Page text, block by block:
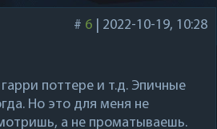
# 6
2022-10-19, 10:28
поттере и т.д. Эпичные
Но это для меня не
а не проматываешь.